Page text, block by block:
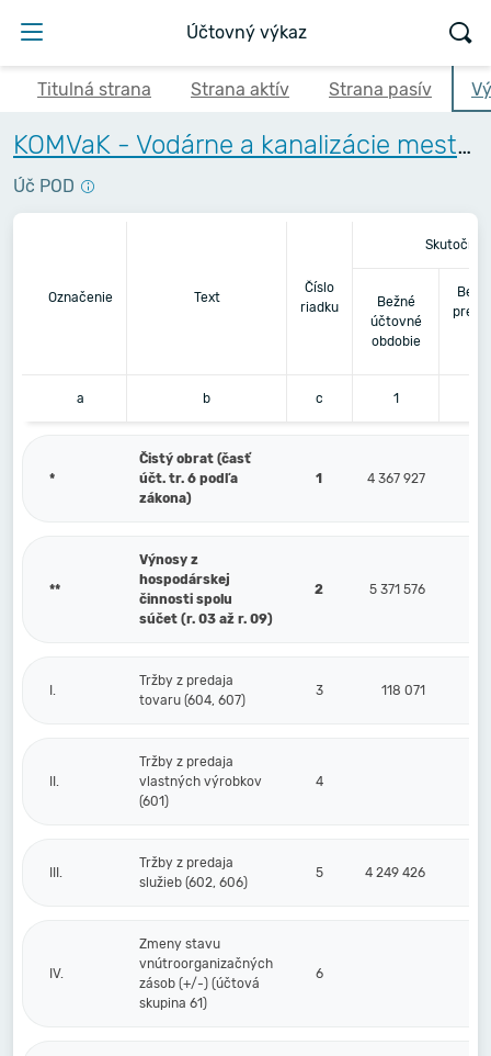
Účtovný výkaz
Titulná strana Strana aktív Strana pasív
KOMVaK - Vodárne a kanalizácie mesta Komárna, a.s.
Úč POD
Označenie Text
Číslo
riadku
Bežné
účtovné
obdobie
a b c 1
*
Čistý obrat (časť
účt. tr. 6 podľa
zákona)
1 4 367 927
**
Výnosy z
hospodárskej
činnosti spolu
súčet (r. 03 až r. 09)
2 5 371 576
I.
Tržby z predaja
tovaru (604, 607)
3 118 071
II.
Tržby z predaja
vlastných výrobkov
(601)
4
III.
Tržby z predaja
služieb (602, 606)
5 4 249 426
IV.
Zmeny stavu
vnútroorganizačných
zásob (+/-) (účtová
skupina 61)
6